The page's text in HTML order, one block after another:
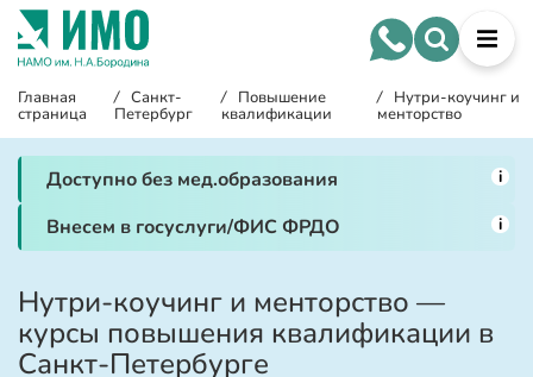
Главная
страница
/ Санкт-
Петербург
/ Повышение
квалификации
/ Нутри-коучинг и
менторство
Доступно без мед.образования i
Внесем в госуслуги/ФИС ФРДО i
Нутри-коучинг и менторство —
курсы повышения квалификации в
Санкт-Петербурге